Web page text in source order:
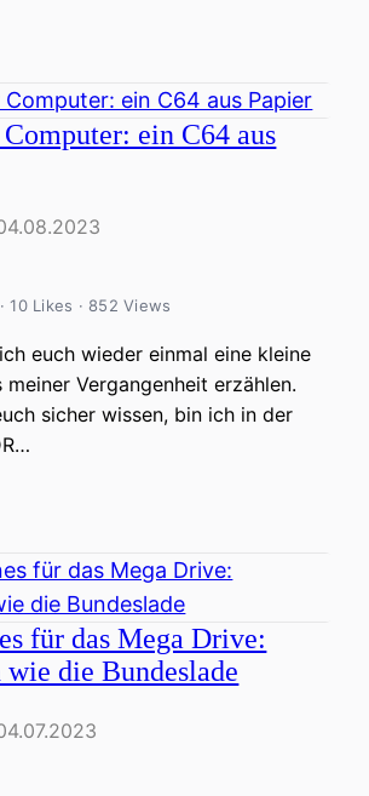
ein C64 aus
10 Likes · 852 Views
euch wieder einmal eine kleine
meiner Vergangenheit erzählen.
sicher wissen, bin ich in der
für das Mega Drive:
die Bundeslade